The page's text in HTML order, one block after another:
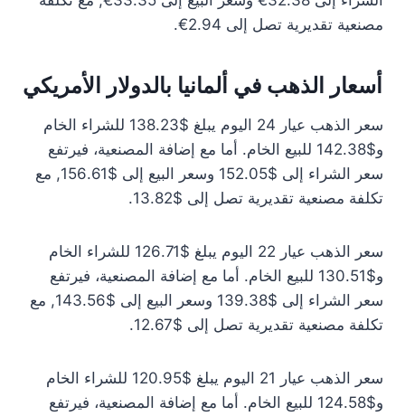
مصنعية تقديرية تصل إلى 2.94€.
أسعار الذهب في ألمانيا بالدولار الأمريكي
سعر الذهب عيار 24 اليوم يبلغ $138.23 للشراء الخام
و$142.38 للبيع الخام. أما مع إضافة المصنعية، فيرتفع
سعر الشراء إلى $152.05 وسعر البيع إلى $156.61, مع
تكلفة مصنعية تقديرية تصل إلى $13.82.
سعر الذهب عيار 22 اليوم يبلغ $126.71 للشراء الخام
و$130.51 للبيع الخام. أما مع إضافة المصنعية، فيرتفع
سعر الشراء إلى $139.38 وسعر البيع إلى $143.56, مع
تكلفة مصنعية تقديرية تصل إلى $12.67.
سعر الذهب عيار 21 اليوم يبلغ $120.95 للشراء الخام
و$124.58 للبيع الخام. أما مع إضافة المصنعية، فيرتفع